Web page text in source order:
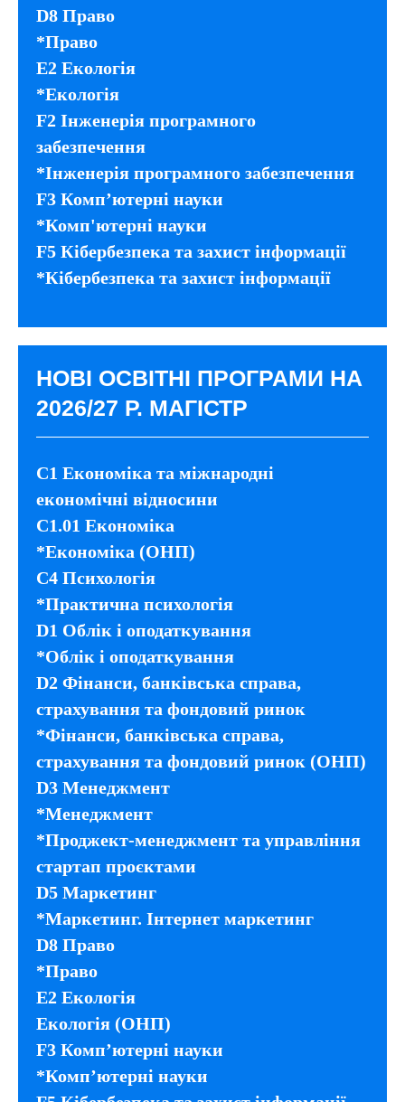
D8 Право
*Право
E2 Екологія
*Екологія
F2 Інженерія програмного
забезпечення
*Інженерія програмного забезпечення
F3 Комп’ютерні науки
*Комп'ютерні науки
F5 Кібербезпека та захист інформації
*Кібербезпека та захист інформації
НОВІ ОСВІТНІ ПРОГРАМИ НА
2026/27 Р. МАГІСТР
C1 Економіка та міжнародні
економічні відносини
С1.01 Економіка
*Економіка (ОНП)
C4 Психологія
*Практична психологія
D1 Облік і оподаткування
*Облік і оподаткування
D2 Фінанси, банківська справа,
страхування та фондовий ринок
*Фінанси, банківська справа,
страхування та фондовий ринок (ОНП)
D3 Менеджмент
*Менеджмент
*Проджект-менеджмент та управління
стартап проєктами
D5 Маркетинг
*Маркетинг. Інтернет маркетинг
D8 Право
*Право
E2 Екологія
Екологія (ОНП)
F3 Комп’ютерні науки
*Комп’ютерні науки